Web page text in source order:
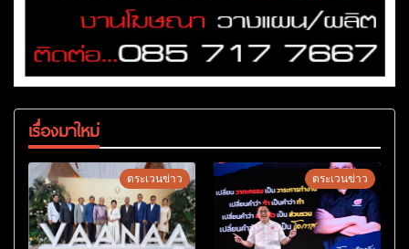
เรื่องมาใหม่
ตระเวนข่าว ตระเวนข่าว